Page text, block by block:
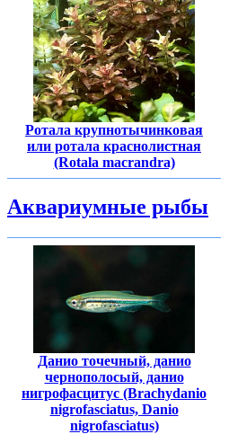
Ротала крупнотычинковая
или ротала краснолистная
(Rotala macrandra)
Аквариумные рыбы
Данио точечный, данио
чернополосый, данио
нигрофасцитус (Brachydanio
nigrofasciatus, Danio
nigrofasciatus)